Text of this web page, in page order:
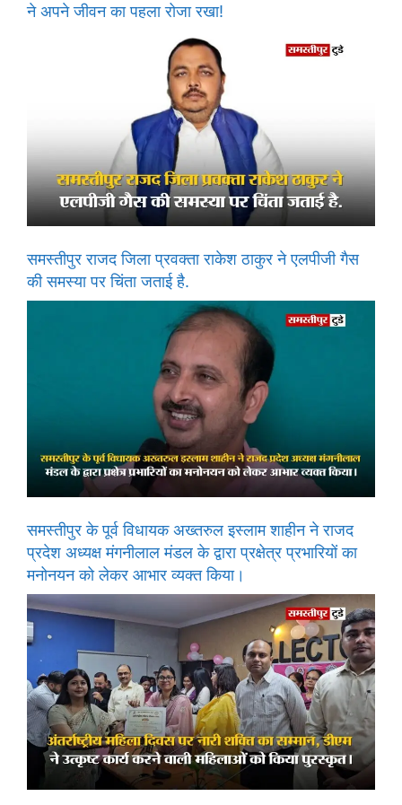
ने अपने जीवन का पहला रोजा रखा!
समस्तीपुर राजद जिला प्रवक्ता राकेश ठाकुर ने एलपीजी गैस
की समस्या पर चिंता जताई है.
समस्तीपुर के पूर्व विधायक अख्तरुल इस्लाम शाहीन ने राजद
प्रदेश अध्यक्ष मंगनीलाल मंडल के द्वारा प्रक्षेत्र प्रभारियों का
मनोनयन को लेकर आभार व्यक्त किया।